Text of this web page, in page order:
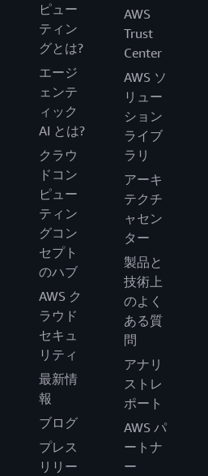
ピュー
ティン
グとは?
エージ
ェンテ
ィック
AI とは?
クラウ
ドコン
ピュー
ティン
グコン
セプト
のハブ
AWS ク
ラウド
セキュ
リティ
最新情
報
ブログ
プレス
リリー
AWS
Trust
Center
AWS ソ
リュー
ション
ライブ
ラリ
アーキ
テクチ
ャセン
ター
製品と
技術上
のよく
ある質
問
アナリ
ストレ
ポート
AWS パ
ートナ
ー